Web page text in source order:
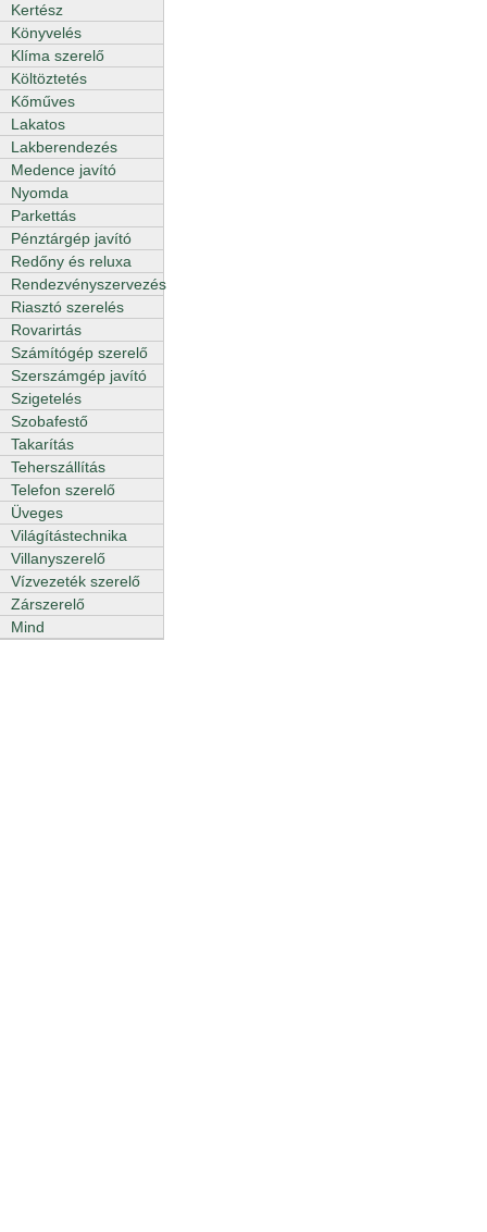
Kertész
Könyvelés
Klíma szerelő
Költöztetés
Kőműves
Lakatos
Lakberendezés
Medence javító
Nyomda
Parkettás
Pénztárgép javító
Redőny és reluxa
Rendezvényszervezés
Riasztó szerelés
Rovarirtás
Számítógép szerelő
Szerszámgép javító
Szigetelés
Szobafestő
Takarítás
Teherszállítás
Telefon szerelő
Üveges
Világítástechnika
Villanyszerelő
Vízvezeték szerelő
Zárszerelő
Mind